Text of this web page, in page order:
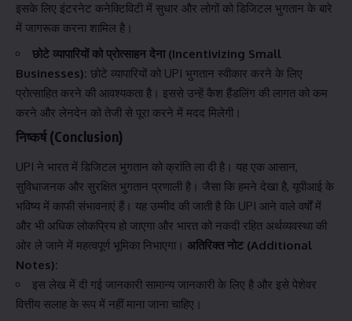
इसके लिए इंटरनेट कनेक्टिविटी में सुधार और लोगों को डिजिटल भुगतान के बारे
में जागरूक करना शामिल है।
छोटे व्यापारियों को प्रोत्साहन देना (Incentivizing Small
Businesses): छोटे व्यापारियों को UPI भुगतान स्वीकार करने के लिए
प्रोत्साहित करने की आवश्यकता है। इससे उन्हें कैश हैंडलिंग की लागत को कम
करने और लेनदेन को तेजी से पूरा करने में मदद मिलेगी।
निष्कर्ष (Conclusion)
UPI ने भारत में डिजिटल भुगतान को क्रांति ला दी है। यह एक आसान,
सुविधाजनक और सुरक्षित भुगतान प्रणाली है। जैसा कि हमने देखा है, यूपीआई के
भविष्य में काफी संभावनाएं हैं। यह उम्मीद की जाती है कि UPI आने वाले वर्षों में
और भी अधिक लोकप्रिय हो जाएगा और भारत को नकदी रहित अर्थव्यवस्था की
ओर ले जाने में महत्वपूर्ण भूमिका निभाएगा। अतिरिक्त नोट (Additional
Notes):
इस लेख में दी गई जानकारी सामान्य जानकारी के लिए है और इसे पेशेवर
वित्तीय सलाह के रूप में नहीं माना जाना चाहिए।